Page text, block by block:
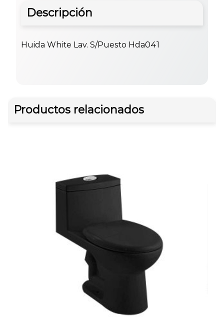
Descripción
Huida White Lav. S/Puesto Hda041
Productos relacionados